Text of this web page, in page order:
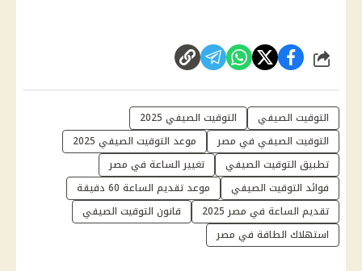
شارك
التوقيت الصيفي
التوقيت الصيفي 2025
التوقيت الصيفي في مصر
موعد التوقيت الصيفي 2025
تطبيق التوقيت الصيفي
تغيير الساعة في مصر
فوائد التوقيت الصيفي
موعد تقديم الساعة 60 دقيقة
تقديم الساعة في مصر 2025
قانون التوقيت الصيفي
استهلاك الطاقة في مصر